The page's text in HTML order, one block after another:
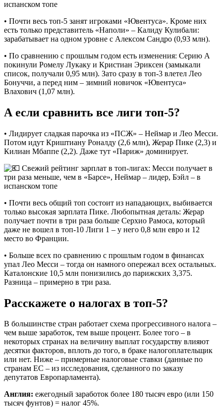
• Почти весь топ-5 занят игроками «Ювентуса». Кроме них
есть только представитель «Наполи» – Калиду Кулибали:
зарабатывает на одном уровне с Алексом Сандро (0,93 млн).
• По сравнению с прошлым годом есть изменения: Серию А
покинули Ромелу Лукаку и Кристиан Эриксен (замыкали
список, получали 0,95 млн). Зато сразу в топ-3 влетел Лео
Бонуччи, а перед ним – зимний новичок «Ювентуса»
Влахович (1,07 млн).
А если сравнить все лиги топ-5?
• Лидирует сладкая парочка из «ПСЖ» – Неймар и Лео Месси.
Потом идут Криштиану Роналду (2,6 млн), Жерар Пике (2,3) и
Килиан Мбаппе (2,2). Даже тут «Париж» доминирует.
• Почти весь общий топ состоит из нападающих, выбивается
только высокая зарплата Пике. Любопытная деталь: Жерар
получает почти в три раза больше Серхио Рамоса, который
даже не вошел в топ-10 Лиги 1 – у него 0,8 млн евро и 12
место во Франции.
• Больше всех по сравнению с прошлым годом в финансах
упал Лео Месси – тогда он намного опережал всех остальных.
Каталонские 10,5 млн понизились до парижских 3,375.
Разница – примерно в три раза.
Расскажете о налогах в топ-5?
В большинстве стран работает схема прогрессивного налога –
чем выше заработок, тем выше процент. Более того – в
некоторых странах на величину выплат государству влияют
десятки факторов, вплоть до того, в браке налогоплательщик
или нет. Ниже – примерные налоговые ставки (данные по
странам ЕС – из исследования, сделанного по заказу
депутатов Европарламента).
Англия: ежегодный заработок более 180 тысяч евро (или 150
тысяч фунтов) = налог 45%.